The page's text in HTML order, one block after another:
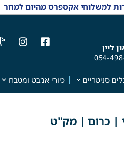
ליין
054-
סניטריים כיורי אמבט ומטבח
30 ס"מ | אופנתי | כרום | מק"ט